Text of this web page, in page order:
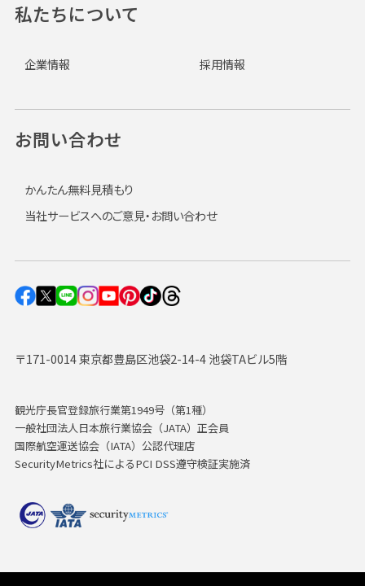
〒171-0014 東京都豊島区池袋2-14-4 池袋TAビル5階
観光庁長官登録旅行業第1949号（第1種）
一般社団法人日本旅行業協会（JATA）正会員
国際航空運送協会（IATA）公認代理店
SecurityMetrics社によるPCI DSS遵守検証実施済
私たちについて
企業情報 採用情報
お問い合わせ
かんたん無料見積もり
当社サービスへのご意見・お問い合わせ